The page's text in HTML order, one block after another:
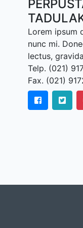
Lorem ipsum
nunc mi.
lectus,
Telp. (021)
Fax. (021)